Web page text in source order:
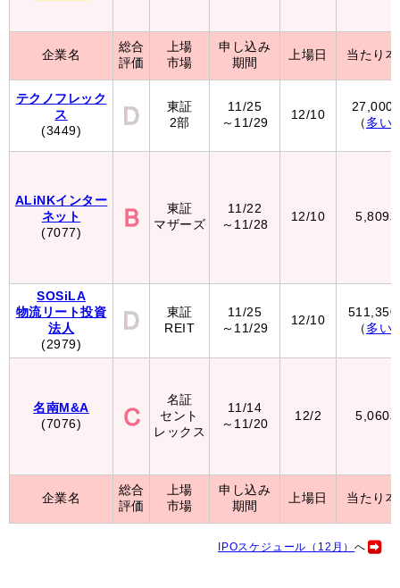
企業名
テクノフレック
ス
(3449)
ALiNKインター
ネット
(7077)
SOSiLA
物流リート投資
法人
(2979)
名南M&A
(7076)
企業名
総合
評価
上場
市場
申し込み
期間
上場日 当たり
東証
2部
11/25
～11/29
12/10
27,000
（ 多い
東証
マザーズ
11/22
～11/28
12/10 5,809
東証
REIT
11/25
～11/29
12/10
511,350
（ 多い
名証
セント
レックス
11/14
～11/20
12/2 5,060
総合
評価
上場
市場
申し込み
期間
上場日 当たり
IPOスケジュール（12月）へ